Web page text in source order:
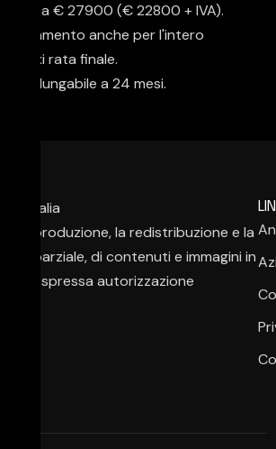
€ 27900 (€ 22800 + IVA).
anche per l'intero
maxi rata finale.
prolungabile a 24 mesi.
la riproduzione, la redistribuzione e la
parziale, di contenuti e immagini in
espressa autorizzazione